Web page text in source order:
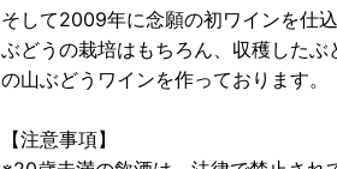
そして2009年に念願の初ワインを仕込
ぶどうの栽培はもちろん、収穫した
の山ぶどうワインを作っております。
【注意事項】